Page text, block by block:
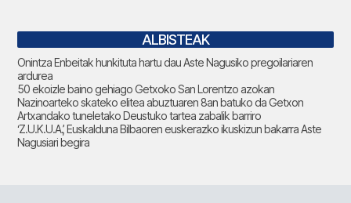
ALBISTEAK
Onintza Enbeitak hunkituta hartu dau Aste Nagusiko pregoilariaren
ardurea
50 ekoizle baino gehiago Getxoko San Lorentzo azokan
Nazinoarteko skateko elitea abuztuaren 8an batuko da Getxon
Artxandako tuneletako Deustuko tartea zabalik barriro
‘Z.U.K.U.A.’, Euskalduna Bilbaoren euskerazko ikuskizun bakarra Aste
Nagusiari begira